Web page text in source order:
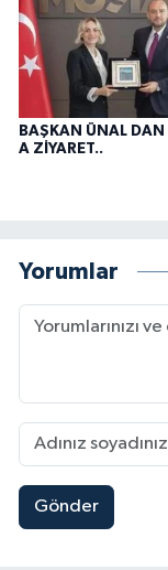
BAŞKAN ÜNAL
A ZİYARET..
Yorumlar
Gönder